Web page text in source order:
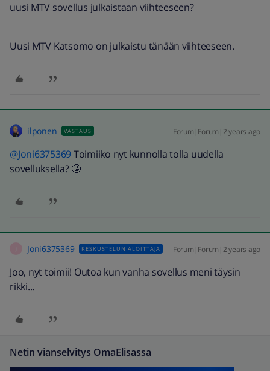
uusi MTV sovellus julkaistaan viihteeseen?
Uusi MTV Katsomo on julkaistu tänään viihteeseen.
ilponen VASTAUS Forum|Forum|2 years ago
@Joni6375369Toimiiko nyt kunnolla tolla uudella
sovelluksella? 🤩
Joni6375369 KESKUSTELUN ALOITTAJA Forum|Forum|2 years ago
Joo, nyt toimii! Outoa kun vanha sovellus meni täysin
rikki...
Netin vianselvitys OmaElisassa